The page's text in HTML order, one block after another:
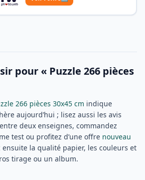
pour « Puzzle 266 pièces
266 pièces 30x45 cm indique
aujourd’hui ; lisez aussi les avis
deux enseignes, commandez
test ou profitez d’une offre nouveau
ensuite la qualité papier, les couleurs et
tirage ou un album.